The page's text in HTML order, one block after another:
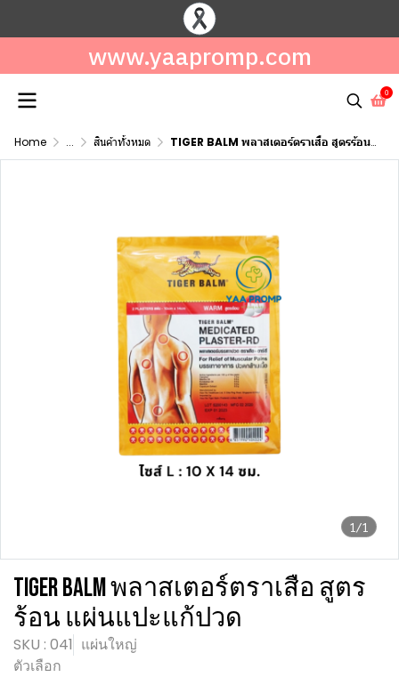
www.yaapromp.com
0
Home ... สินค้าทั้งหมด TIGER BALM พลาสเตอร์ตราเสือ สูตรร้อน แผ่นแปะแก้ปวด
1/1
TIGER BALM พลาสเตอร์ตราเสือ สูตร
ร้อน แผ่นแปะแก้ปวด
SKU : 041 แผ่นใหญ่
ตัวเลือก